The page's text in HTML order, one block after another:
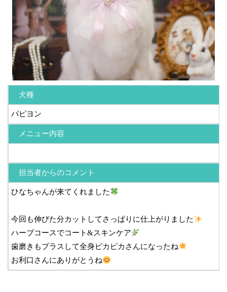
犬種
パピヨン
メニュー内容
担当者からのコメント
ひなちゃんが来てくれました
今回も伸びた分カットしてさっぱりに仕上がりました
ハーブコースでコート&スキンケア
歯磨きもプラスして全身ピカピカさんになったね
お利口さんにありがとうね